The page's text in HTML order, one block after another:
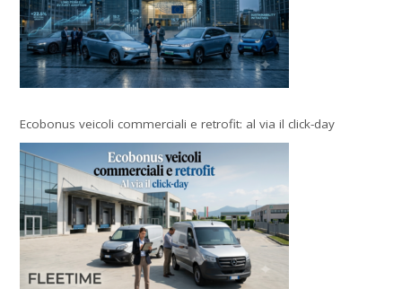
Ecobonus veicoli commerciali e retrofit: al via il click-day